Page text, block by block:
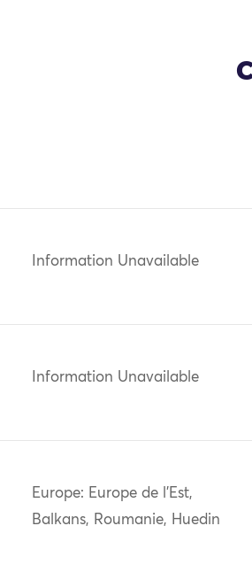
Information Unavailable
Information Unavailable
Europe: Europe de l'Est,
Balkans, Roumanie, Huedin